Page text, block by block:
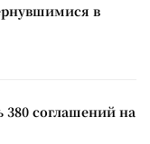
в
380 соглашений на